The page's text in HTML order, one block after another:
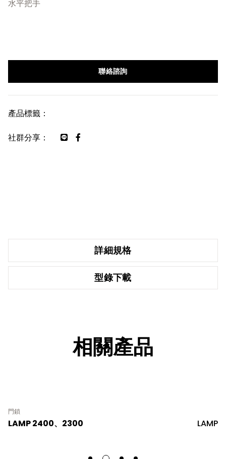
水平把手
聯絡諮詢
產品標籤：
社群分享：
詳細規格
型錄下載
相關產品
門鎖
LAMP 2400、2300 LAMP